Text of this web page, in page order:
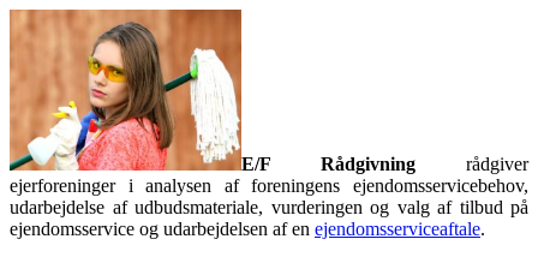
E/F Rådgivning rådgiver
ejerforeninger i analysen af foreningens ejendomsservicebehov,
udarbejdelse af udbudsmateriale, vurderingen og valg af tilbud på
ejendomsservice og udarbejdelsen af en ejendomsserviceaftale.